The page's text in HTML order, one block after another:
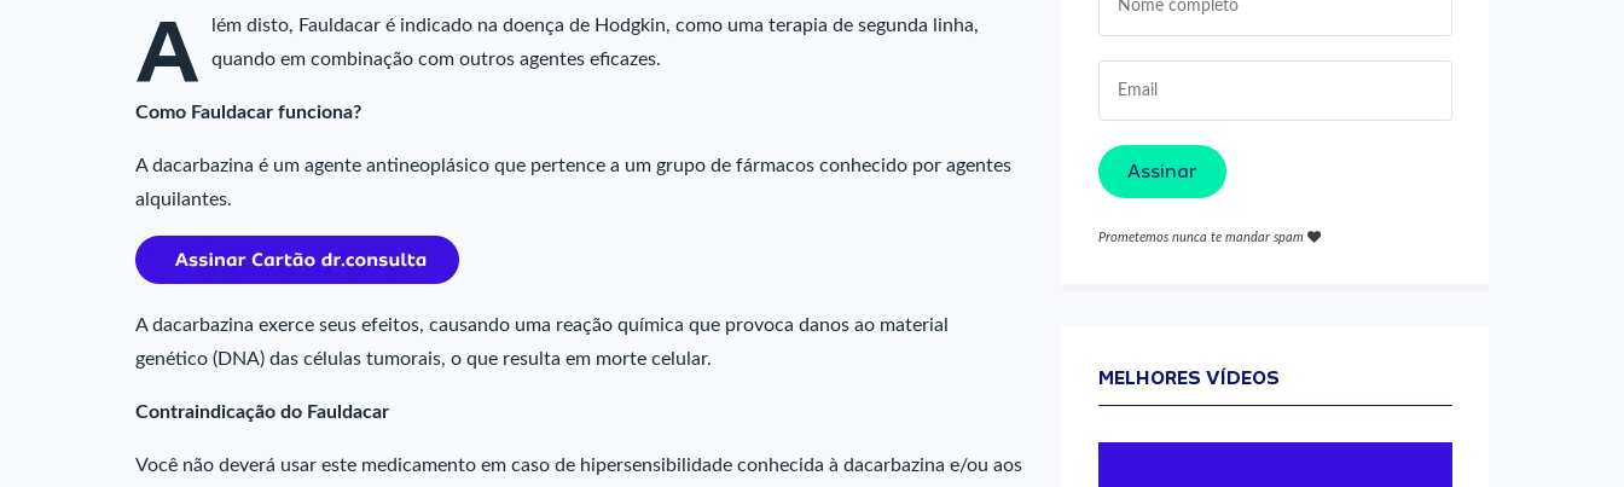
A
lém disto, Fauldacar é indicado na doença de Hodgkin, como uma terapia de segunda linha,
quando em combinação com outros agentes eficazes.
Como Fauldacar funciona?
A dacarbazina é um agente antineoplásico que pertence a um grupo de fármacos conhecido por agentes
alquilantes.
A dacarbazina exerce seus efeitos, causando uma reação química que provoca danos ao material
genético (DNA) das células tumorais, o que resulta em morte celular.
Contraindicação do Fauldacar
Você não deverá usar este medicamento em caso de hipersensibilidade conhecida à dacarbazina e/ou aos
Assinar
Prometemos nunca te mandar spam
MELHORES VÍDEOS